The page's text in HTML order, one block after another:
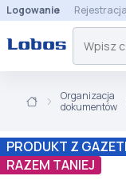
Logowanie Rejestracja
Organizacja
dokumentów
PRODUKT Z
RAZEM TANIEJ